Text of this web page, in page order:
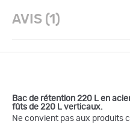
AVIS (1)
Bac de rétention 220 L en
fûts de 220 L verticaux.
Ne convient pas aux produits